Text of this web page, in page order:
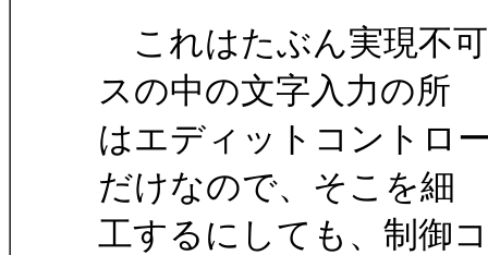
これはたぶん実現不
スの中の文字入力の所
はエディットコントロ
だけなので、そこを細
工するにしても、制御